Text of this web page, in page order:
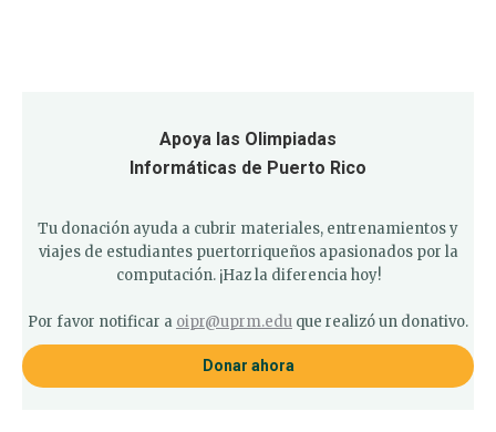
Apoya las Olimpiadas
Informáticas de Puerto Rico
Tu donación ayuda a cubrir materiales, entrenamientos y
viajes de estudiantes puertorriqueños apasionados por la
computación. ¡Haz la diferencia hoy!
Por favor notificar a oipr@uprm.edu que realizó un donativo.
Donar ahora